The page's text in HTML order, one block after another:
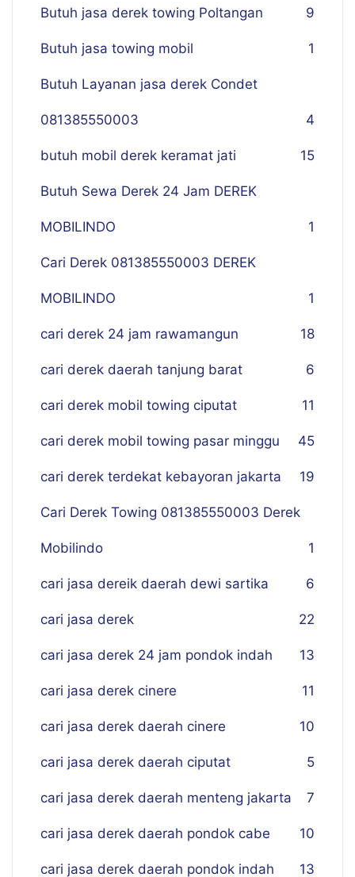
Butuh jasa derek towing Poltangan 9
Butuh jasa towing mobil 1
Butuh Layanan jasa derek Condet
081385550003 4
butuh mobil derek keramat jati 15
Butuh Sewa Derek 24 Jam DEREK
MOBILINDO 1
Cari Derek 081385550003 DEREK
MOBILINDO 1
cari derek 24 jam rawamangun 18
cari derek daerah tanjung barat 6
cari derek mobil towing ciputat 11
cari derek mobil towing pasar minggu 45
cari derek terdekat kebayoran jakarta 19
Cari Derek Towing 081385550003 Derek
Mobilindo 1
cari jasa dereik daerah dewi sartika 6
cari jasa derek 22
cari jasa derek 24 jam pondok indah 13
cari jasa derek cinere 11
cari jasa derek daerah cinere 10
cari jasa derek daerah ciputat 5
cari jasa derek daerah menteng jakarta 7
cari jasa derek daerah pondok cabe 10
cari jasa derek daerah pondok indah 13